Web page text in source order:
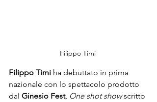
Filippo Timi
Filippo Timi ha debuttato in prima
nazionale con lo spettacolo prodotto
dal Ginesio Fest, One shot show scritto